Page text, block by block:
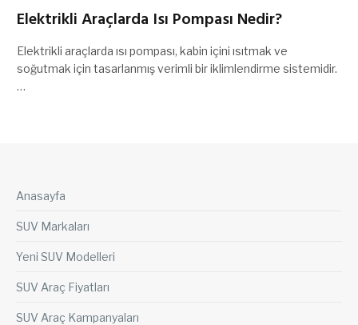
Elektrikli Araçlarda Isı Pompası Nedir?
Elektrikli araçlarda ısı pompası, kabin içini ısıtmak ve
soğutmak için tasarlanmış verimli bir iklimlendirme sistemidir.
…
Anasayfa
SUV Markaları
Yeni SUV Modelleri
SUV Araç Fiyatları
SUV Araç Kampanyaları